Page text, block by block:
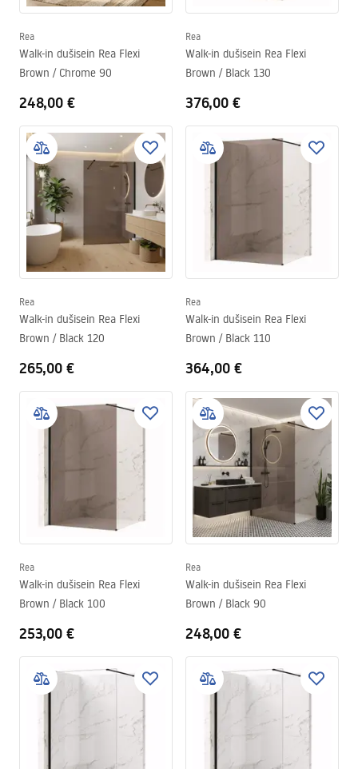
Rea
Walk-in dušisein Rea Flexi
Brown / Chrome 90
248,00 €
Rea
Walk-in dušisein Rea Flexi
Brown / Black 130
376,00 €
Rea
Walk-in dušisein Rea Flexi
Brown / Black 120
265,00 €
Rea
Walk-in dušisein Rea Flexi
Brown / Black 110
364,00 €
Rea
Walk-in dušisein Rea Flexi
Brown / Black 100
253,00 €
Rea
Walk-in dušisein Rea Flexi
Brown / Black 90
248,00 €